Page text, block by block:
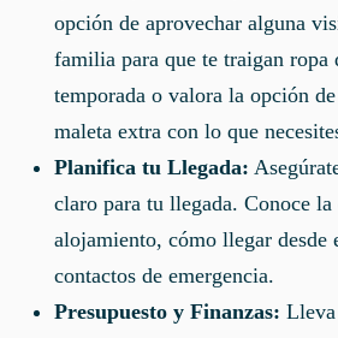
opción de aprovechar alguna
familia para que te traigan ropa
temporada o valora la opción
maleta extra con lo que
Planifica tu Llegada:
claro para tu llegada. Conoce
alojamiento, cómo llegar desde
contactos de emergencia.
Presupuesto y Finanzas: